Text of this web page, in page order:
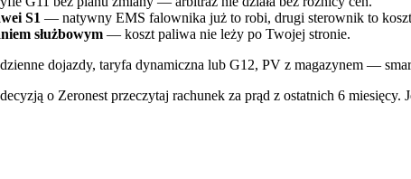
S1 — natywny EMS falownika już to robi, drugi sterownik to
służbowym — koszt paliwa nie leży po Twojej stronie.
dojazdy, taryfa dynamiczna lub G12, PV z magazynem —
o Zeronest przeczytaj rachunek za prąd z ostatnich 6